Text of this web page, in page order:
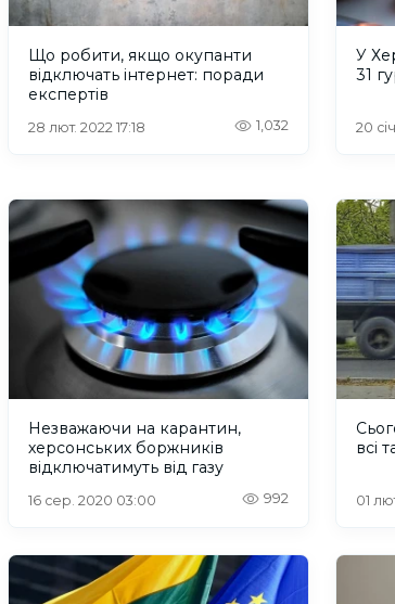
Що робити, якщо окупанти
відключать інтернет: поради
експертів
28 лют. 2022 17:18 1,032
У
31
20
Незважаючи на карантин,
херсонських боржників
відключатимуть від газу
16 сер. 2020 03:00 992
Сьогодні в
всі
01